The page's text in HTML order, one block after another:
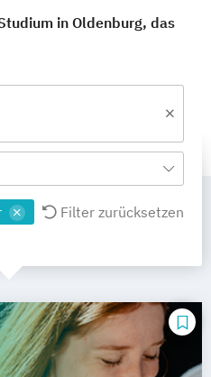
in Oldenburg, das
Filter zurücksetzen